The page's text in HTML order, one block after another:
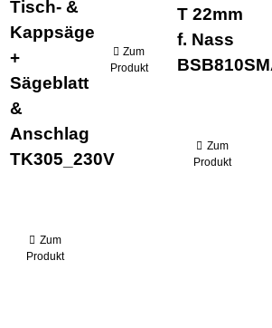
Tisch- &
Kappsäge
+
Sägeblatt
&
Anschlag
TK305_230V
Zum
Produkt
Zum
Produkt
T 22mm
f. Nass
Zum
Produkt